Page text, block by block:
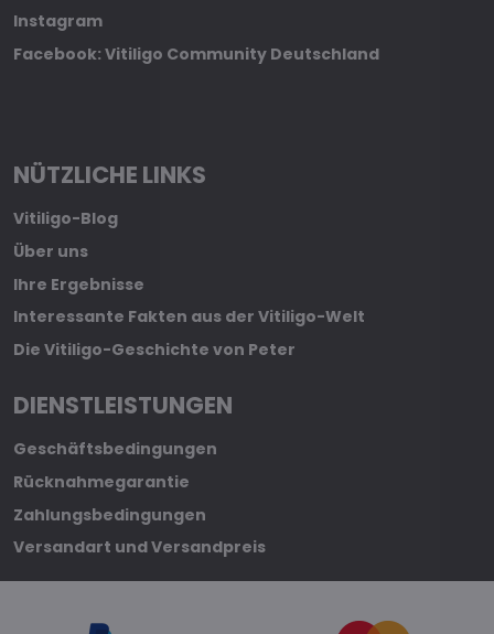
Instagram
Facebook: Vitiligo Community Deutschland
NÜTZLICHE LINKS
Vitiligo-Blog
Über uns
Ihre Ergebnisse
Interessante Fakten aus der Vitiligo-Welt
Die Vitiligo-Geschichte von Peter
DIENSTLEISTUNGEN
Geschäftsbedingungen
Rücknahmegarantie
Zahlungsbedingungen
Versandart und Versandpreis